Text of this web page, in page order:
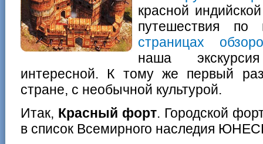
красной
путешествия
страницах
наша
интересной. К тому же первый
стране, с необычной культурой.
Итак, Красный форт. Городской
в список Всемирного наследия